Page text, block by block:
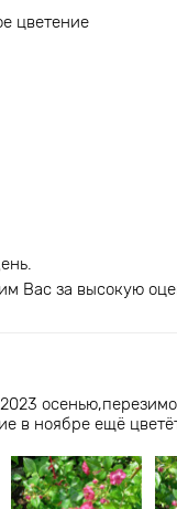
цветение
Вас за высокую
в ноябре ещё